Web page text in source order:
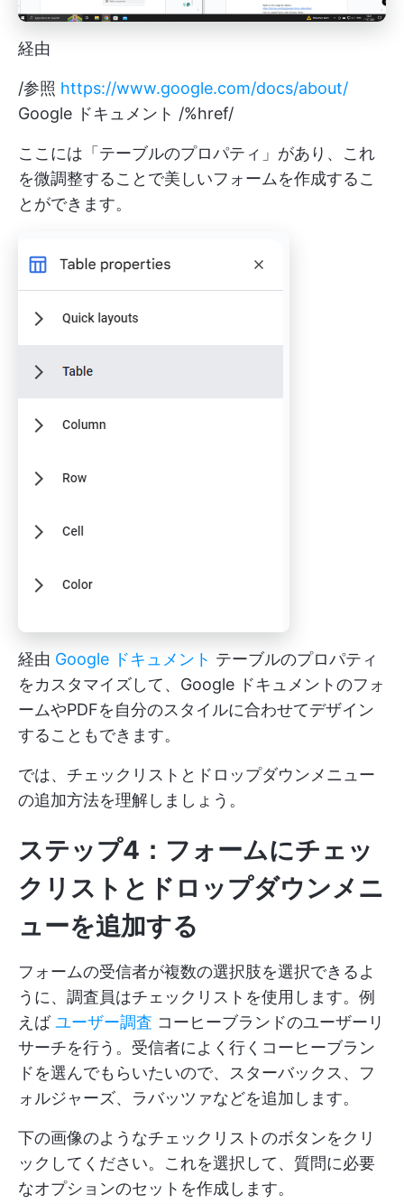
経由
/参照 https://www.google.com/docs/about/
Google ドキュメント /%href/
ここには「テーブルのプロパティ」があり、これ
を微調整することで美しいフォームを作成するこ
とができます。
経由 Google ドキュメント テーブルのプロパティ
をカスタマイズして、Google ドキュメントのフォ
ームやPDFを自分のスタイルに合わせてデザイン
することもできます。
では、チェックリストとドロップダウンメニュー
の追加方法を理解しましょう。
ステップ4：フォームにチェッ
クリストとドロップダウンメニ
ューを追加する
フォームの受信者が複数の選択肢を選択できるよ
うに、調査員はチェックリストを使用します。例
えばユーザー調査 コーヒーブランドのユーザーリ
サーチを行う。受信者によく行くコーヒーブラン
ドを選んでもらいたいので、スターバックス、フ
ォルジャーズ、ラバッツァなどを追加します。
下の画像のようなチェックリストのボタンをクリ
ックしてください。これを選択して、質問に必要
なオプションのセットを作成します。